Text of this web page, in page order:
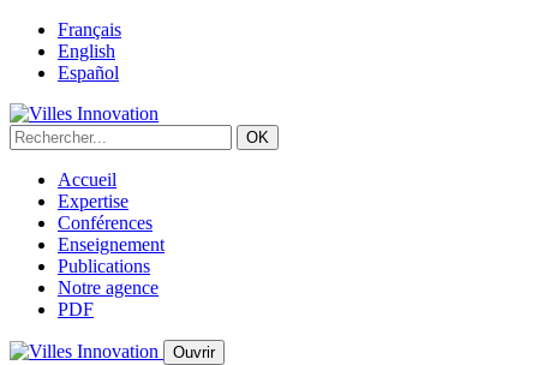
Français
English
Español
Accueil
Expertise
Conférences
Enseignement
Publications
Notre agence
PDF
Ouvrir